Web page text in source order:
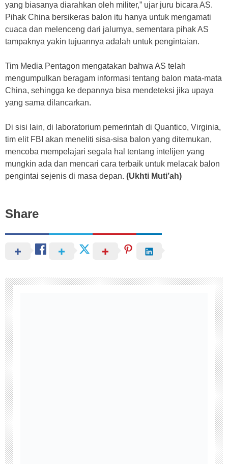
yang biasanya diarahkan oleh militer,” ujar juru bicara AS.
Pihak China bersikeras balon itu hanya untuk mengamati
cuaca dan melenceng dari jalurnya, sementara pihak AS
tampaknya yakin tujuannya adalah untuk pengintaian.
Tim Media Pentagon mengatakan bahwa AS telah
mengumpulkan beragam informasi tentang balon mata-mata
China, sehingga ke depannya bisa mendeteksi jika upaya
yang sama dilancarkan.
Di sisi lain, di laboratorium pemerintah di Quantico, Virginia,
tim elit FBI akan meneliti sisa-sisa balon yang ditemukan,
mencoba mempelajari segala hal tentang intelijen yang
mungkin ada dan mencari cara terbaik untuk melacak balon
pengintai sejenis di masa depan. (Ukhti Muti’ah)
Share